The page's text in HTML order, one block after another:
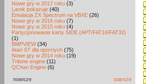
Nowe gry w 2017 roku (3)
Larek pokazuje (40)
Emulacja ZX Spectrum na VBXE (26)
Nowe gry w 2016 roku (7)
Nowe gry w 2015 roku (4)
Partycjonowanie karty SIDE (APT/FAT16/FAT32)
(1)
BMPVIEW(34)
Atari ST dla opornych (75)
Nowe gry w 2014 roku (19)
Tritone engine (11)
QChan Engine (6)
nowsze starsze